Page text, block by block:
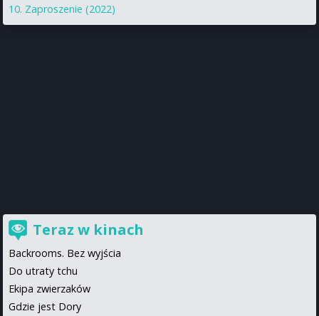
Zaproszenie (2022)
Teraz w kinach
Backrooms. Bez wyjścia
Do utraty tchu
Ekipa zwierzaków
Gdzie jest Dory